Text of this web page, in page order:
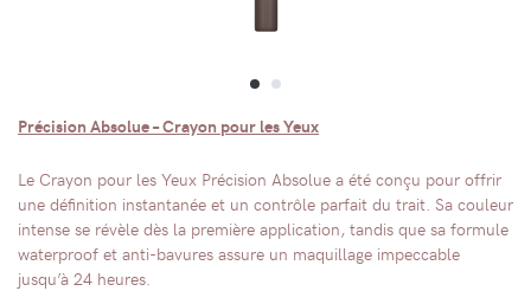
Précision Absolue – Crayon pour les Yeux
Le Crayon pour les Yeux Précision Absolue a été conçu pour offrir
une définition instantanée et un contrôle parfait du trait. Sa couleur
intense se révèle dès la première application, tandis que sa formule
waterproof et anti-bavures assure un maquillage impeccable
jusqu’à 24 heures.